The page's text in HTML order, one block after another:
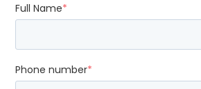
Full Name*
Phone number*